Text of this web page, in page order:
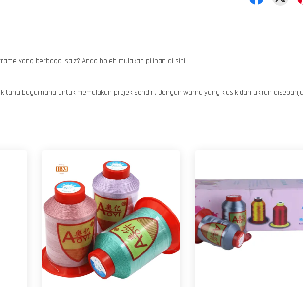
yang berbagai saiz? Anda boleh mulakan pilihan di sini.
tahu bagaimana untuk memulakan projek sendiri. Dengan warna yang klasik dan ukiran